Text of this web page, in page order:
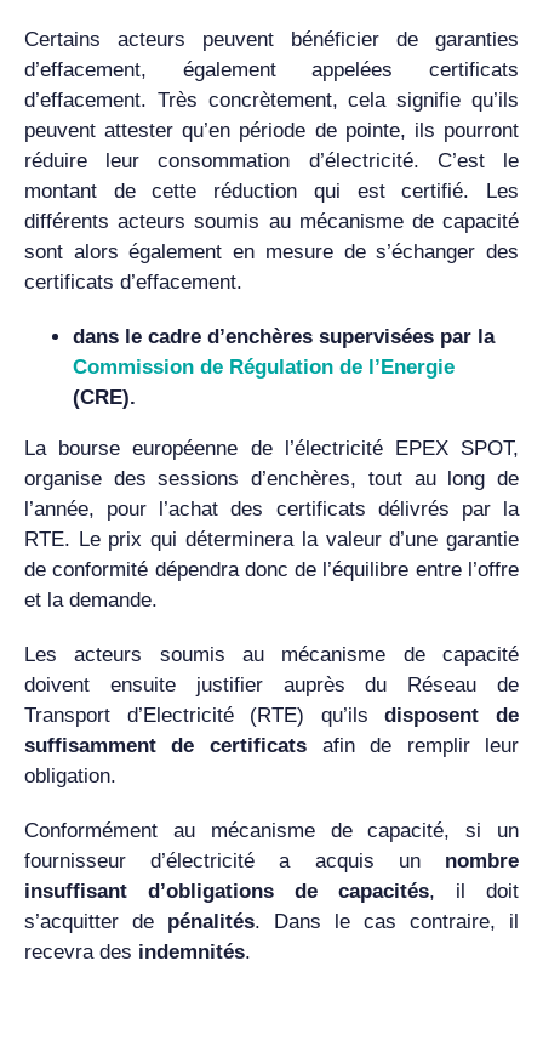
Certains acteurs peuvent bénéficier de garanties
d’effacement, également appelées certificats
d’effacement. Très concrètement, cela signifie qu’ils
peuvent attester qu’en période de pointe, ils pourront
réduire leur consommation d’électricité. C’est le
montant de cette réduction qui est certifié. Les
différents acteurs soumis au mécanisme de capacité
sont alors également en mesure de s’échanger des
certificats d’effacement.
dans le cadre d’enchères supervisées par la
Commission de Régulation de l’Energie
(CRE).
La bourse européenne de l’électricité EPEX SPOT,
organise des sessions d’enchères, tout au long de
l’année, pour l’achat des certificats délivrés par la
RTE. Le prix qui déterminera la valeur d’une garantie
de conformité dépendra donc de l’équilibre entre l’offre
et la demande.
Les acteurs soumis au mécanisme de capacité
doivent ensuite justifier auprès du Réseau de
Transport d’Electricité (RTE) qu’ilsdisposent de
suffisamment de certificats afin de remplir leur
obligation.
Conformément au mécanisme de capacité, si un
fournisseur d’électricité a acquis un nombre
insuffisant d’obligations de capacités, il doit
s’acquitter de pénalités. Dans le cas contraire, il
recevra des indemnités.